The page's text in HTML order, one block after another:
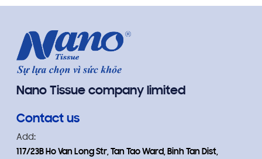
Nano Tissue company limited
Contact us
Add:
117/23B Ho Van Long Str, Tan Tao Ward, Binh Tan Dist,